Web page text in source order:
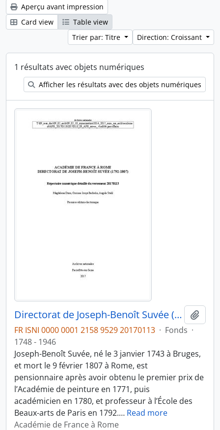
Aperçu avant impression
Card view
Table view
Trier par: Titre
Direction: Croissant
1 résultats avec objets numériques
Afficher les résultats avec des objets numériques
Directorat de Joseph-Benoît Suvée (1792-1807)
FR ISNI 0000 0001 2158 9529 20170113 · Fonds ·
1748 - 1946
Joseph-Benoît Suvée, né le 3 janvier 1743 à Bruges,
et mort le 9 février 1807 à Rome, est
pensionnaire après avoir obtenu le premier prix de
l’Académie de peinture en 1771, puis
académicien en 1780, et professeur à l’École des
Beaux-arts de Paris en 1792.… Read more
Académie de France à Rome